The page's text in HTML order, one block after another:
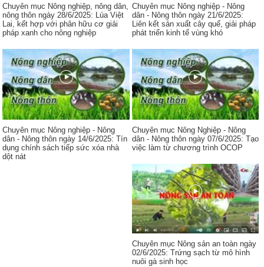
Chuyên mục Nông nghiệp, nông dân,
nông thôn ngày 28/6/2025: Lúa Việt
Lai, kết hợp với phân hữu cơ giải
pháp xanh cho nông nghiệp
Chuyên mục Nông nghiệp - Nông
dân - Nông thôn ngày 21/6/2025:
Liên kết sản xuất cây quế, giải pháp
phát triển kinh tế vùng khó
Chuyên mục Nông nghiệp - Nông
dân - Nông thôn ngày 14/6/2025: Tín
dụng chính sách tiếp sức xóa nhà
dột nát
Chuyên mục Nông Nghiệp - Nông
dân - Nông thôn ngày 07/6/2025: Tạo
việc làm từ chương trình OCOP
Chuyên mục Nông sản an toàn ngày
02/6/2025: Trứng sạch từ mô hình
nuôi gà sinh học